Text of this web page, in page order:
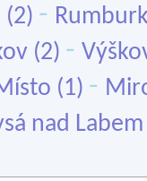
(2) -
(2) -
(1) -
nad Labem